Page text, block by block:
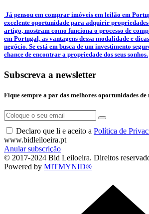
Já pensou em comprar imóveis em leilão em
excelente oportunidade para adquirir
artigo, mostram como funciona o processo de
em Portugal, as vantagens dessa modalidade e
negócio. Se está em busca de um investimento
chance de encontrar a propriedade dos seus sonhos.
Subscreva a newsletter
Fique sempre a par das melhores oportunidades de
Declaro que li e aceito a Política de
www.bidleiloeira.pt
Anular subscrição
© 2017-2024 Bid Leiloeira. Direitos
Powered by MITMYNID®